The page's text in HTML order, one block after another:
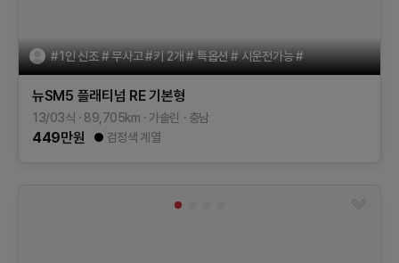
#1인 신조 # 무사고 #키 2개 # 특옵션 # 시운전가능 #
뉴SM5 플래티넘 RE기본형
13/03식 89,705km 가솔린 충남
449만원 검정색 계열